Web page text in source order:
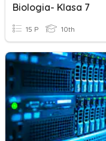
Biologia- Klasa 7
15 P 10th